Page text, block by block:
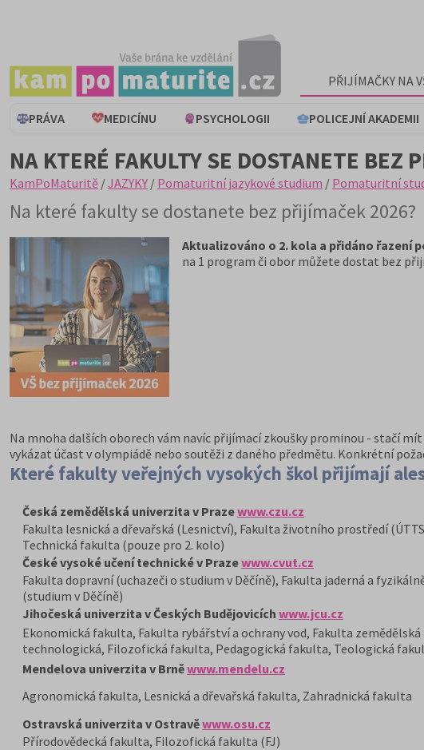
PŘIJÍMAČKY NA
PRÁVA MEDICÍNU PSYCHOLOGII POLICEJNÍ AKADEMII
NA KTERÉ FAKULTY SE DOSTANETE BEZ
KamPoMaturitě /JAZYKY / Pomaturitní jazykové studium / Pomaturitní
Na které fakulty se dostanete bez přijímaček 2026?
Aktualizováno o 2. kola a přidáno řazení
na 1 program či obor můžete dostat bez
Na mnoha dalších oborech vám navíc přijímací zkoušky prominou - stačí
vykázat účast v olympiádě nebo soutěži z daného předmětu. Konkrétní
Které fakulty veřejných vysokých škol přijímají
Česká zemědělská univerzita v Prazewww.czu.cz
Fakulta lesnická a dřevařská (Lesnictví), Fakulta životního prostředí
Technická fakulta (pouze pro 2. kolo)
České vysoké učení technické v Prazewww.cvut.cz
Fakulta dopravní (uchazeči o studium v Děčíně), Fakulta jaderná a
(studium v Děčíně)
Jihočeská univerzita v Českých Budějovicích www.jcu.cz
Ekonomická fakulta, Fakulta rybářství a ochrany vod, Fakulta zemědělská
technologická, Filozofická fakulta, Pedagogická fakulta, Teologická
Mendelova univerzita v Brněwww.mendelu.cz
Agronomická fakulta, Lesnická a dřevařská fakulta, Zahradnická fakulta
Ostravská univerzita v Ostravěwww.osu.cz
Přírodovědecká fakulta, Filozofická fakulta (FJ)